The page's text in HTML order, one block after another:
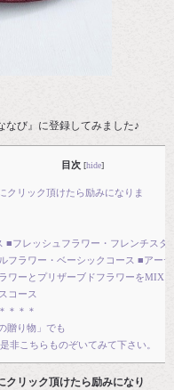
なび』に登録してみました♪
目次 [hide]
クリック頂けたら励みになりま
■フレッシュフラワー・フレンチス
フラワー・ベーシックコース ■アー
ワーとプリザーブドフラワーをMIX
コース
＊＊＊
贈り物」でも
非こちらものぞいてみて下さい。
クリック頂けたら励みになり